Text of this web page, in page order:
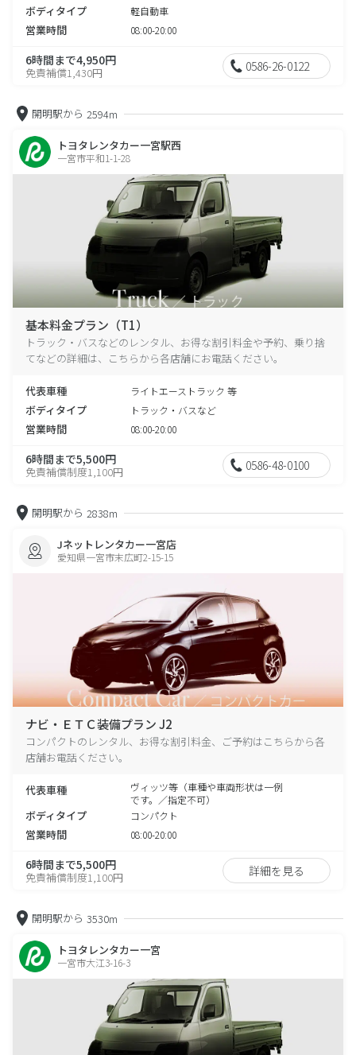
ボディタイプ 軽自動車
営業時間 08:00-20:00
6時間まで4,950円
免責補償1,430円 0586-26-0122
開明駅から 2594m
トヨタレンタカー一宮駅西
一宮市平和1-1-28
基本料金プラン（T1）
トラック・バスなどのレンタル、お得な割引料金や予約、乗り捨
てなどの詳細は、こちらから各店舗にお電話ください。
代表車種 ライトエーストラック 等
ボディタイプ トラック・バスなど
営業時間 08:00-20:00
6時間まで5,500円
免責補償制度1,100円 0586-48-0100
開明駅から 2838m
Jネットレンタカー一宮店
愛知県一宮市末広町2-15-15
ナビ・ＥＴＣ装備プラン J2
コンパクトのレンタル、お得な割引料金、ご予約はこちらから各
店舗お電話ください。
代表車種
ヴィッツ等（車種や車両形状は一例
です。／指定不可）
ボディタイプ コンパクト
営業時間 08:00-20:00
6時間まで5,500円
免責補償制度1,100円 詳細を見る
開明駅から 3530m
トヨタレンタカー一宮
一宮市大江3-16-3